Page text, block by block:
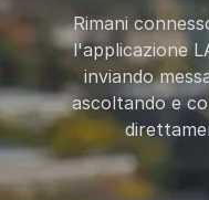
Rimani
l'applicazione
inviando
ascoltando e